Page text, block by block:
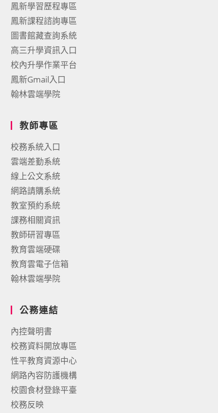
鳳新學習歷程專區
鳳新課程諮詢專區
圖書館藏查詢系統
高三升學資訊入口
校內升學作業平台
鳳新Gmail入口
翰林雲端學院
教師專區
校務系統入口
雲端差勤系統
線上公文系統
網路請購系統
教室預約系統
課務相關資訊
教師研習專區
教育雲端硬碟
教育雲電子信箱
翰林雲端學院
公務連結
內控聲明書
校務資料開放專區
性平教育資源中心
網路內容防護機構
校園食材登錄平臺
校務反映